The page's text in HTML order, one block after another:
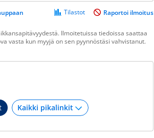
Tilastot Raportoi ilmoitus
Ilmoitetuissa tiedoissa saattaa
vasta kun myyjä on sen pyynnöstäsi vahvistanut.